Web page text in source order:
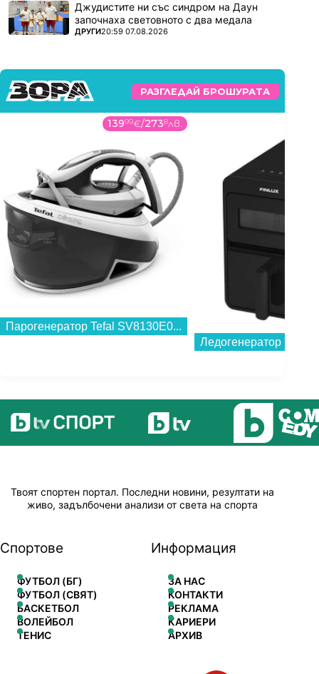
Джудистите ни със синдром на Даун
започнаха световното с два медала
ПОВЕЧЕ ОТ
ДРУГИ20:59 07.08.2026
РАЗГЛЕДАЙ БРОШУРАТА
13999€/2738лв.
Парогенератор Tefal SV8130E0...
Ледогенератор Finlux
Твоят спортен портал. Последни новини, резултати на
живо, задълбочени анализи от света на спорта
Спортове
ФУТБОЛ (БГ)
ФУТБОЛ (СВЯТ)
БАСКЕТБОЛ
ВОЛЕЙБОЛ
ТЕНИС
Информация
ЗА НАС
КОНТАКТИ
РЕКЛАМА
КАРИЕРИ
АРХИВ